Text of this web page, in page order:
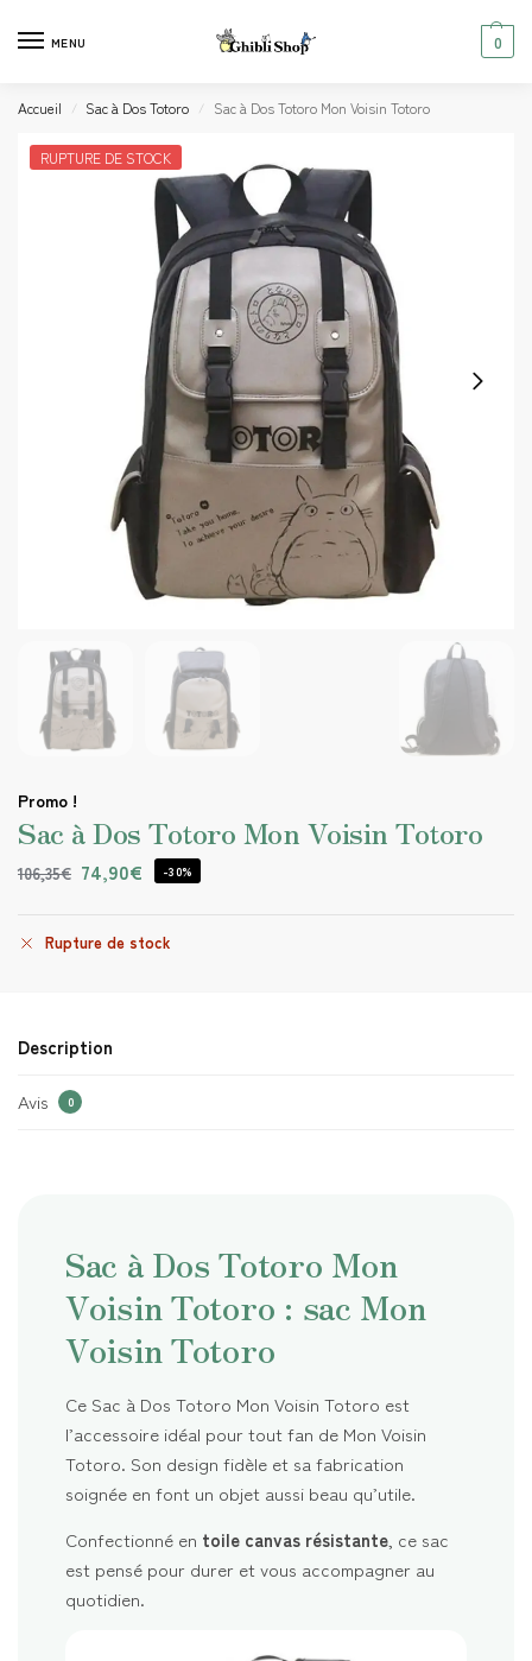
MENU 0
Accueil / Sac à Dos Totoro / Sac à Dos Totoro Mon Voisin Totoro
RUPTURE DE STOCK
Promo !
Sac à Dos Totoro Mon Voisin Totoro
106,35€ 74,90€ -30%
Rupture de stock
Description
Avis 0
Sac à Dos Totoro Mon
Voisin Totoro : sac Mon
Voisin Totoro
Ce Sac à Dos Totoro Mon Voisin Totoro est
l’accessoire idéal pour tout fan de Mon Voisin
Totoro. Son design fidèle et sa fabrication
soignée en font un objet aussi beau qu’utile.
Confectionné en toile canvas résistante , ce sac
est pensé pour durer et vous accompagner au
quotidien.